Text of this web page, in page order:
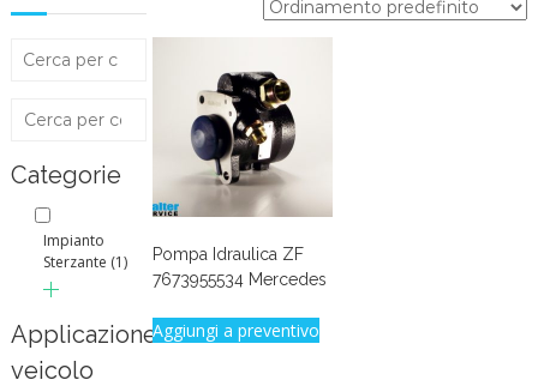
Srl
Pompa Idraulica ZF
7673955534 Mercedes
Aggiungi a preventivo
Categorie
Impianto
Sterzante (1)
Applicazione
veicolo